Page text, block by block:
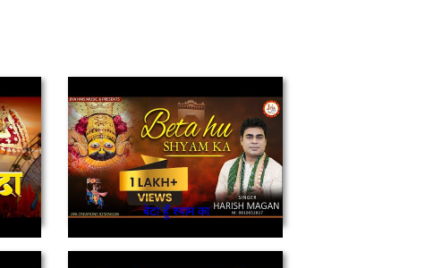
बेटा हूँ श्याम का